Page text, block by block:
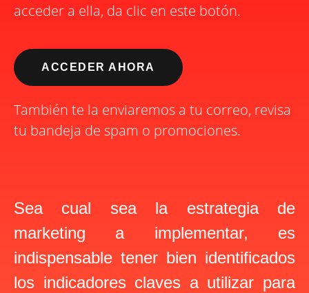
acceder a ella, da clic en este botón.
ACCEDER AHORA
También te la enviaremos a tu correo, revisa
tu bandeja de spam o promociones.
Sea cual sea la estrategia de
marketing a implementar, es
indispensable tener bien identificados
los indicadores claves a utilizar para